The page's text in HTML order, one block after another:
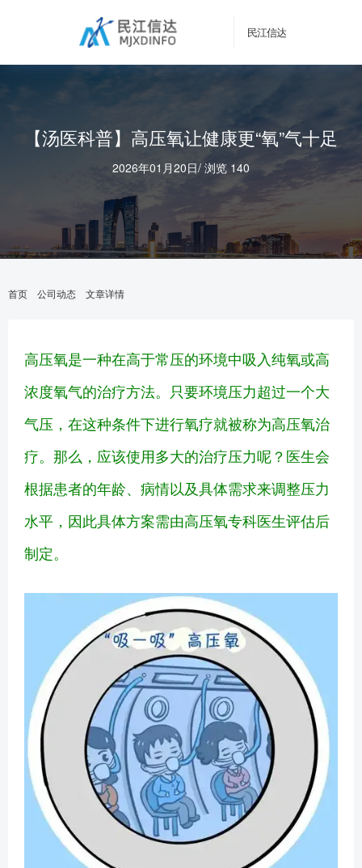
民江信达
【汤医科普】高压氧让健康更“氧”气十足
2026年01月20日/ 浏览 140
首页 公司动态 文章详情
高压氧是一种在高于常压的环境中吸入纯氧或高
浓度氧气的治疗方法。只要环境压力超过一个大
气压，在这种条件下进行氧疗就被称为高压氧治
疗。那么，应该使用多大的治疗压力呢？医生会
根据患者的年龄、病情以及具体需求来调整压力
水平，因此具体方案需由高压氧专科医生评估后
制定。